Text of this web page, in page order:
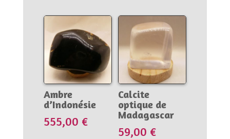
Ambre
d’Indonésie
555,00 €
Calcite
optique de
Madagascar
59,00 €